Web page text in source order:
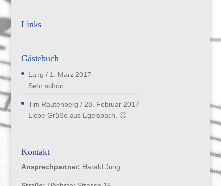
Links
Gästebuch
Lang / 1. März 2017
Sehr schön.
Tim Rautenberg / 28. Februar 2017
Liebe Grüße aus Egelsbach. 🙂
Kontakt
Ansprechpartner: Harald Jung